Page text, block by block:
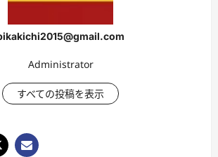
Administrator
すべての投稿を表示